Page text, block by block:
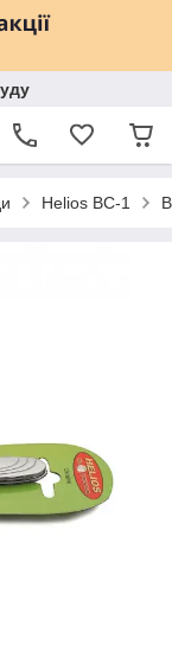
Helios BC-1